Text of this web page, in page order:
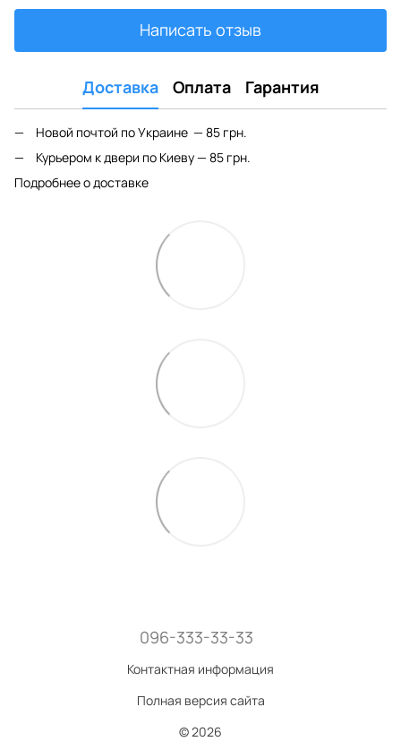
Написать отзыв
Доставка Оплата Гарантия
Новой почтой по Украине — 85 грн.
Курьером к двери по Киеву — 85 грн.
Подробнее о доставке
096-333-33-33
Контактная информация
Полная версия сайта
© 2026